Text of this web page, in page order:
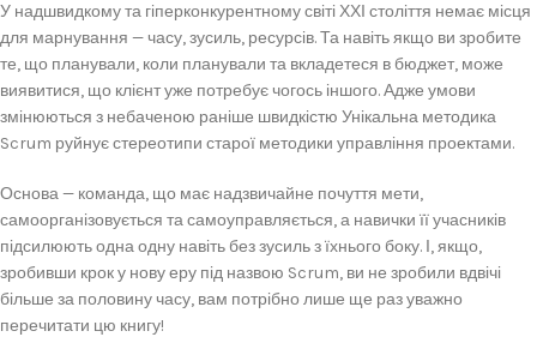
У надшвидкому та гіперконкурентному світі ХХІ століття немає місця
для марнування — часу, зусиль, ресурсів. Та навіть якщо ви зробите
те, що планували, коли планували та вкладетеся в бюджет, може
виявитися, що клієнт уже потребує чогось іншого. Адже умови
змінюються з небаченою раніше швидкістю Унікальна методика
Scrum руйнує стереотипи старої методики управління проектами.
Основа — команда, що має надзвичайне почуття мети,
самоорганізовується та самоуправляється, а навички її учасників
підсилюють одна одну навіть без зусиль з їхнього боку. І, якщо,
зробивши крок у нову еру під назвою Scrum, ви не зробили вдвічі
більше за половину часу, вам потрібно лише ще раз уважно
перечитати цю книгу!